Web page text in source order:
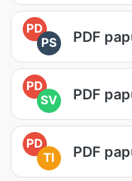
PD
PS
PDF
PD
SV
PDF
PD
TI
PDF